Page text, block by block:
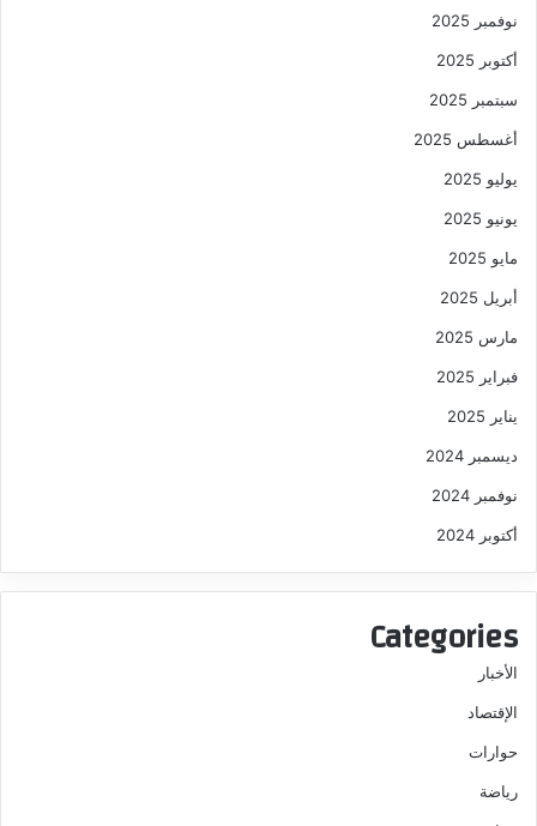
نوفمبر 2025
أكتوبر 2025
سبتمبر 2025
أغسطس 2025
يوليو 2025
يونيو 2025
مايو 2025
أبريل 2025
مارس 2025
فبراير 2025
يناير 2025
ديسمبر 2024
نوفمبر 2024
أكتوبر 2024
Categories
الأخبار
الإقتصاد
حوارات
رياضة